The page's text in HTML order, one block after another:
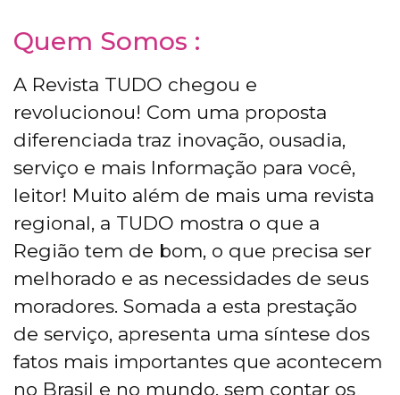
Quem Somos :
A Revista TUDO chegou e
revolucionou! Com uma proposta
diferenciada traz inovação, ousadia,
serviço e mais Informação para você,
leitor! Muito além de mais uma revista
regional, a TUDO mostra o que a
Região tem de bom, o que precisa ser
melhorado e as necessidades de seus
moradores. Somada a esta prestação
de serviço, apresenta uma síntese dos
fatos mais importantes que acontecem
no Brasil e no mundo, sem contar os